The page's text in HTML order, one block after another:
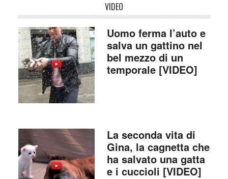
VIDEO
Uomo ferma l’auto e
salva un gattino nel
bel mezzo di un
temporale [VIDEO]
La seconda vita di
Gina, la cagnetta che
ha salvato una gatta
e i cuccioli [VIDEO]